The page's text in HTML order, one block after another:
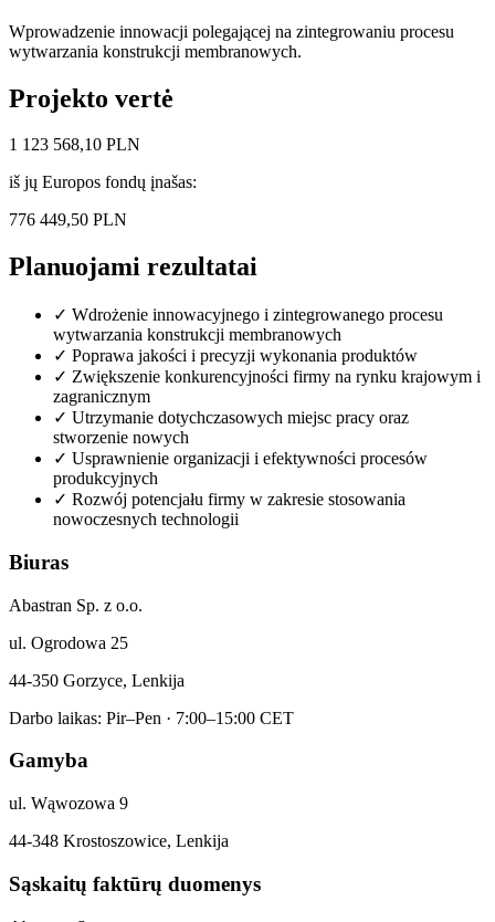
Wprowadzenie innowacji polegającej na zintegrowaniu procesu
wytwarzania konstrukcji membranowych.
Projekto vertė
1 123 568,10 PLN
iš jų Europos fondų įnašas:
776 449,50 PLN
Planuojami rezultatai
✓ Wdrożenie innowacyjnego i zintegrowanego procesu
wytwarzania konstrukcji membranowych
✓ Poprawa jakości i precyzji wykonania produktów
✓ Zwiększenie konkurencyjności firmy na rynku krajowym i
zagranicznym
✓ Utrzymanie dotychczasowych miejsc pracy oraz
stworzenie nowych
✓ Usprawnienie organizacji i efektywności procesów
produkcyjnych
✓ Rozwój potencjału firmy w zakresie stosowania
nowoczesnych technologii
Biuras
Abastran Sp. z o.o.
ul. Ogrodowa 25
44-350 Gorzyce, Lenkija
Darbo laikas: Pir–Pen · 7:00–15:00 CET
Gamyba
ul. Wąwozowa 9
44-348 Krostoszowice, Lenkija
Sąskaitų faktūrų duomenys